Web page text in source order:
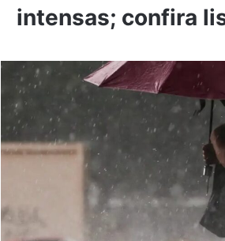
intensas; confira